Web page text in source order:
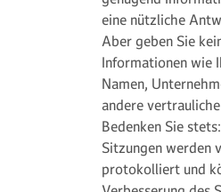
eine nützliche
Aber geben Sie
Informationen wie
Namen,
andere
Bedenken Sie
Sitzungen werden
protokolliert und